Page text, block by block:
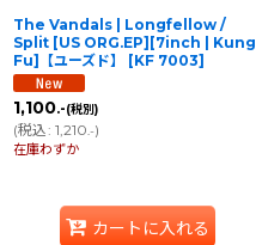
The Vandals | Longfellow /
Split [US ORG.EP][7inch | Kung
Fu]【ユーズド】
[KF 7003]
1,100.-(税別)
(税込: 1,210.-)
在庫わずか
カートに入れる